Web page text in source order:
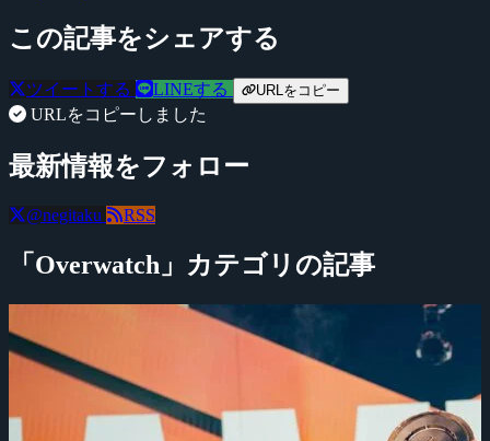
この記事をシェアする
ツイートする LINEする URLをコピー
URLをコピーしました
最新情報をフォロー
@negitaku RSS
「Overwatch」カテゴリの記事